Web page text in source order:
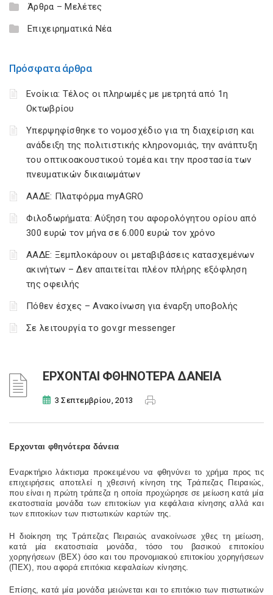
Άρθρα – Μελέτες
Επιχειρηματικά Νέα
Πρόσφατα άρθρα
Ενοίκια: Τέλος οι πληρωμές με μετρητά από 1η
Οκτωβρίου
Υπερψηφίσθηκε το νομοσχέδιο για τη διαχείριση και
ανάδειξη της πολιτιστικής κληρονομιάς, την ανάπτυξη
του οπτικοακουστικού τομέα και την προστασία των
πνευματικών δικαιωμάτων
ΑΑΔΕ: Πλατφόρμα myAGRO
Φιλοδωρήματα: Αύξηση του αφορολόγητου ορίου από
300 ευρώ τον μήνα σε 6.000 ευρώ τον χρόνο
ΑΑΔΕ: Ξεμπλοκάρουν οι μεταβιβάσεις κατασχεμένων
ακινήτων – Δεν απαιτείται πλέον πλήρης εξόφληση
της οφειλής
Πόθεν έσχες – Ανακοίνωση για έναρξη υποβολής
Σε λειτουργία το gov.gr messenger
ΕΡΧΟΝΤΑΙ ΦΘΗΝΟΤΕΡΑ ΔΑΝΕΙΑ
3 Σεπτεμβρίου, 2013
Ερχονται φθηνότερα δάνεια
Εναρκτήριο λάκτισμα προκειμένου να φθηνύνει το χρήμα προς τις
επιχειρήσεις αποτελεί η χθεσινή κίνηση της Τράπεζας Πειραιώς,
που είναι η πρώτη τράπεζα η οποία προχώρησε σε μείωση κατά μία
εκατοστιαία μονάδα των επιτοκίων για κεφάλαια κίνησης αλλά και
των επιτοκίων των πιστωτικών καρτών της.
Η διοίκηση της Τράπεζας Πειραιώς ανακοίνωσε χθες τη μείωση,
κατά μία εκατοστιαία μονάδα, τόσο του βασικού επιτοκίου
χορηγήσεων (ΒΕΧ) όσο και του προνομιακού επιτοκίου χορηγήσεων
(ΠΕΧ), που αφορά επιτόκια κεφαλαίων κίνησης.
Επίσης, κατά μία μονάδα μειώνεται και το επιτόκιο των πιστωτικών